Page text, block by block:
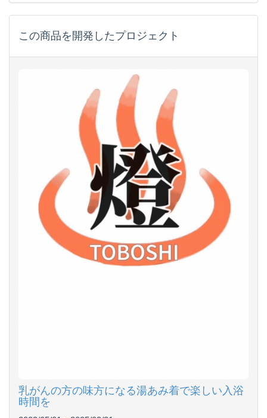
この商品を開発したプロジェクト
乳がんの方の味方になる湯あみ着で楽しい入浴
時間を